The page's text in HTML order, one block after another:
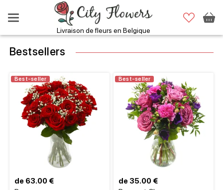
Livraison de fleurs en Belgique
Bestsellers
Best-seller
de 63.00 €
Best-seller
de 35.00 €